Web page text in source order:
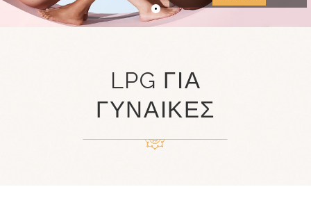
LPG ΓΙΑ
ΓΥΝΑΊΚΕΣ